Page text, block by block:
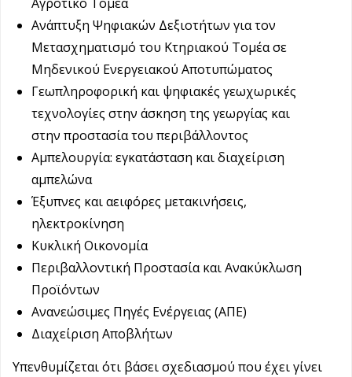
Ανάπτυξη Ψηφιακών Δεξιοτήτων για τον
Μετασχηματισμό του Κτηριακού Τομέα σε
Μηδενικού Ενεργειακού Αποτυπώματος
Γεωπληροφορική και ψηφιακές γεωχωρικές
τεχνολογίες στην άσκηση της γεωργίας και
στην προστασία του περιβάλλοντος
Αμπελουργία: εγκατάσταση και διαχείριση
αμπελώνα
Έξυπνες και αειφόρες μετακινήσεις,
ηλεκτροκίνηση
Κυκλική Οικονομία
Περιβαλλοντική Προστασία και Ανακύκλωση
Προϊόντων
Ανανεώσιμες Πηγές Ενέργειας (ΑΠΕ)
Διαχείριση Αποβλήτων
Υπενθυμίζεται ότι βάσει σχεδιασμού που έχει γίνει